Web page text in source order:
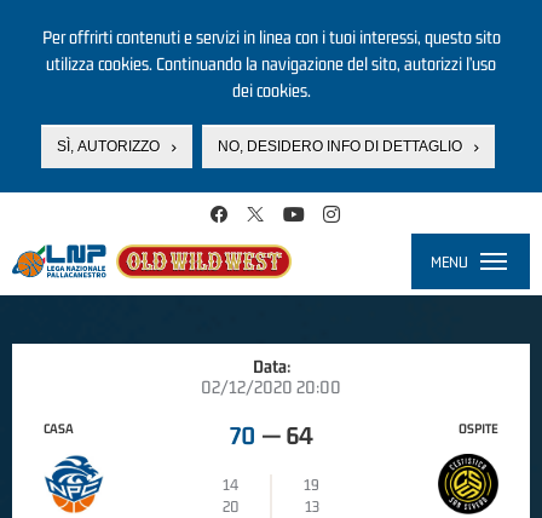
Per offrirti contenuti e servizi in linea con i tuoi interessi, questo sito
utilizza cookies. Continuando la navigazione del sito, autorizzi l’uso
dei cookies.
SÌ, AUTORIZZO NO, DESIDERO INFO DI DETTAGLIO
MENU
Data:
02/12/2020 20:00
CASA 70 — 64
14
19
20
13
OSPITE